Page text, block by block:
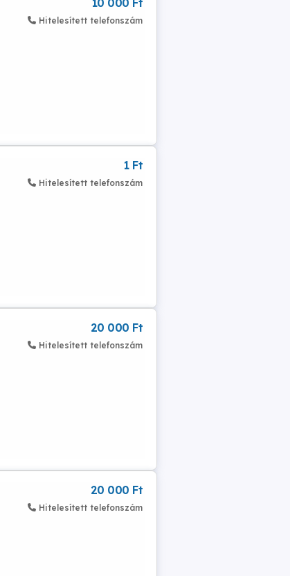
10 000 Ft
Hitelesített telefonszám
1 Ft
Hitelesített telefonszám
20 000 Ft
Hitelesített telefonszám
20 000 Ft
Hitelesített telefonszám